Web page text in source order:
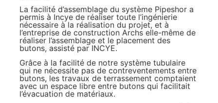
La facilité d’assemblage du système Pipeshor a
permis à Incye de réaliser toute l’ingénierie
nécessaire à la réalisation du projet, et à
l’entreprise de construction Archs elle-même de
réaliser l’assemblage et le placement des
butons, assisté par INCYE.
Grâce à la facilité de notre système tubulaire
qui ne nécessite pas de contreventements entre
butons, les travaux de terrassement comptaient
avec un espace libre entre butons qui facilitait
l’évacuation de matériaux.